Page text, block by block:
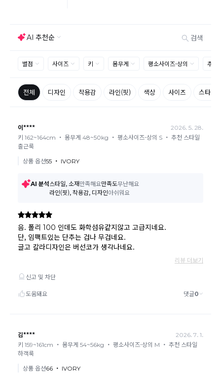
사이즈 및 디자인, 색상으로 인한 반품은 제품의 불량이 아닌 부분
제품의 불량, 오배송으로 인한 교환/반품 시 택배비는 본사에서 부
다.)
시간의 경과 또는 일부 소비자에 의해 재판매가 곤란할 정도로 상품
경우
환불
환불승인: 반송장 배송완료일로부터 영업일 3-5일내에 물류 입고
확인 후 이루어지나, 이벤트 및 반품량에 따라 영업일 최대 15일 소
요될수 있는점 참고부탁드립니다.
카드결제 시 : 주문취소 확인 후 카드사 매출 취소까지 영업일 기준
3일~5일정도 소요됩니다. (해당 카드사 사정에 따라 지연될 수 있
습니다.)